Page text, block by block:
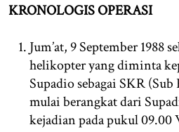
KRONOLOGIS OPERASI
Jum’at, 9 September
helikopter yang diminta
Supadio sebagai SKR
mulai berangkat dari
kejadian pada pukul